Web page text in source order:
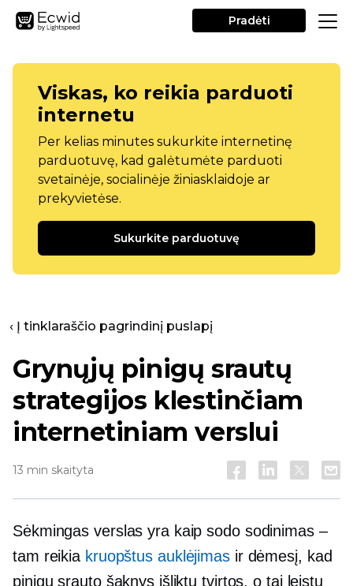
Pradėti
Viskas, ko reikia parduoti
internetu
Per kelias minutes sukurkite internetinę
parduotuvę, kad galėtumėte parduoti
svetainėje, socialinėje žiniasklaidoje ar
prekyvietėse.
Sukurkite parduotuvę
‹ Į tinklaraščio pagrindinį puslapį
Grynųjų pinigų srautų
strategijos klestinčiam
internetiniam verslui
13 min skaityta
Sėkmingas verslas yra kaip sodo sodinimas –
tam reikia kruopštus auklėjimasir dėmesį, kad
pinigų srauto šaknys išliktų tvirtos, o tai leistų